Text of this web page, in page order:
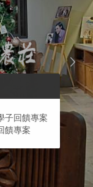
子回饋專案
饋專案